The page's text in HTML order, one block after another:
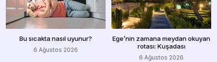
Bu sıcakta nasıl uyunur?
6 Ağustos 2026
Ege’nin zamana meydan okuyan
rotası: Kuşadası
6 Ağustos 2026